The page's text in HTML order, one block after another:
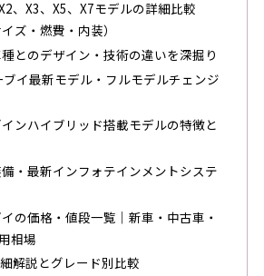
、X3、X5、X7モデルの詳細比較
ズ・燃費・内装）
とのデザイン・技術の違いを深掘り
ブイ最新モデル・フルモデルチェンジ
ンハイブリッド搭載モデルの特徴と
・最新インフォテインメントシステ
の価格・値段一覧｜新車・中古車・
相場
解説とグレード別比較